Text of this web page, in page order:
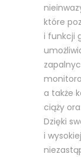
które
i funkcji
a także
ciąży
Dzięki
i